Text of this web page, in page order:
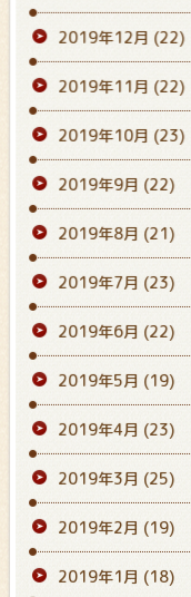
2019年12月 (22)
2019年11月 (22)
2019年10月 (23)
2019年9月 (22)
2019年8月 (21)
2019年7月 (23)
2019年6月 (22)
2019年5月 (19)
2019年4月 (23)
2019年3月 (25)
2019年2月 (19)
2019年1月 (18)